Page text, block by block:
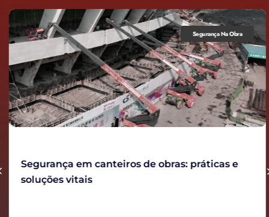
Segurança Na Obra
Segurança em canteiros de obras: práticas e
soluções vitais